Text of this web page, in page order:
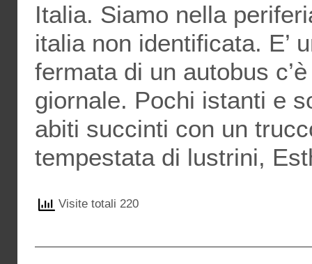
Italia. Siamo nella
italia non identificata. E’
fermata di un autobus
giornale. Pochi istanti e
abiti succinti con un
tempestata di lustrini,
Visite totali 220